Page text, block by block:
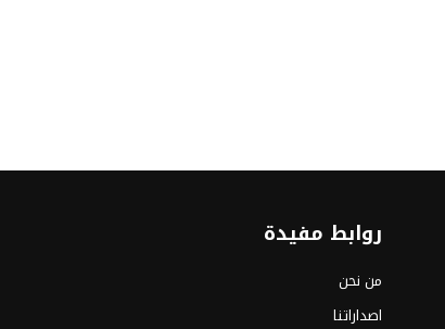
روابط مفيدة
من نحن
اصداراتنا